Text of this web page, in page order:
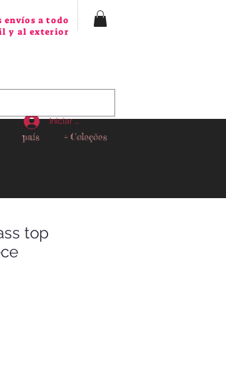
envíos a todo
y al exterior
país + Coleções
Iniciar sesión
top